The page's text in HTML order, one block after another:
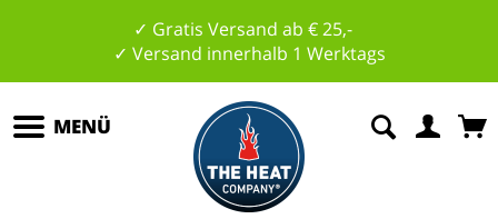
✓ Gratis Versand ab € 25,-
✓ Versand innerhalb 1 Werktags
MENÜ